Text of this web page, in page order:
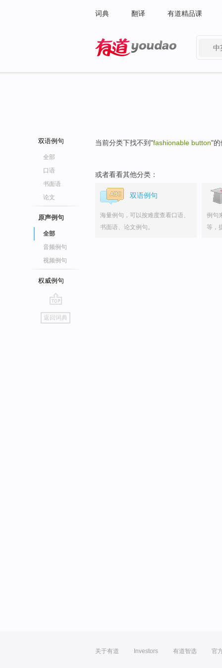
词典 翻译 有道精品课
中
双语例句
全部
口语
书面语
论文
原声例句
全部
音频例句
视频例句
权威例句
go
top
返回词典
当前分类下找不到"fashionable button"的
或者看看其他分类：
双语例句
海量例句，可以按难度查看口语、
书面语、论文例句。
例句
等，
关于有道 Investors 有道智选 官